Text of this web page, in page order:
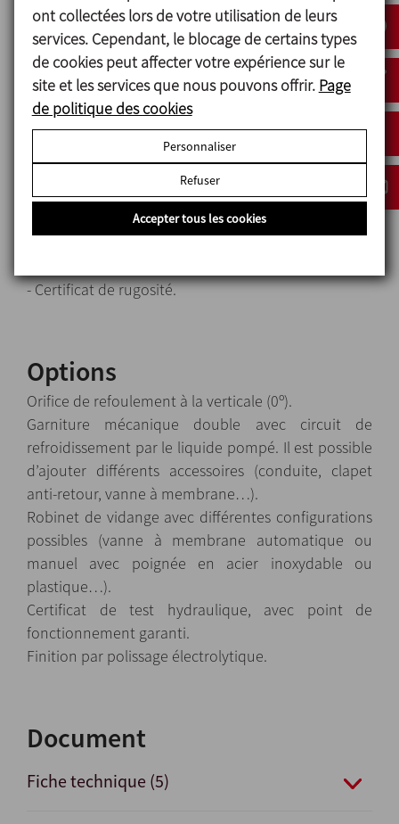
- Les pièces en contact avec le produit ont un état
de surface RA<0,5 μm.
- L’étanchéité est assurée par une garniture
mécanique en carbure de TuC / SiC.
- Les joints toriques sont en EPDM certifiés FDA et
USP Classe VI.
- Une purge sous le corps en 1/2” CLAMP assure la
vidange complète de la pompe.
- Les connexions sont en CLAMP OD.
- Traçabilité des pièces en contact avec le produit
- Certificat de rugosité.
Options
Orifice de refoulement à la verticale (0º).
Garniture mécanique double avec circuit de
refroidissement par le liquide pompé. Il est possible
d’ajouter différents accessoires (conduite, clapet
anti-retour, vanne à membrane…).
Robinet de vidange avec différentes configurations
possibles (vanne à membrane automatique ou
manuel avec poignée en acier inoxydable ou
plastique…).
Certificat de test hydraulique, avec point de
fonctionnement garanti.
Finition par polissage électrolytique.
Document
Fiche technique (5)
ont collectées lors de votre utilisation de leurs
services. Cependant, le blocage de certains types
de cookies peut affecter votre expérience sur le
site et les services que nous pouvons offrir. Page
de politique des cookies
Personnaliser
Refuser
Accepter tous les cookies